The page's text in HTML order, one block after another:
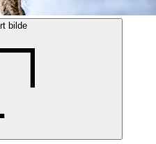
bilde